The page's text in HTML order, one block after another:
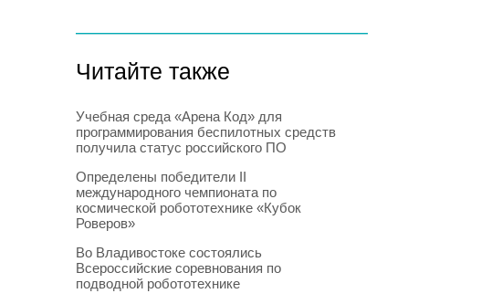
Читайте также
Учебная среда «Арена Код» для
программирования беспилотных средств
получила статус российского ПО
Определены победители II
международного чемпионата по
космической робототехнике «Кубок
Роверов»
Во Владивостоке состоялись
Всероссийские соревнования по
подводной робототехнике